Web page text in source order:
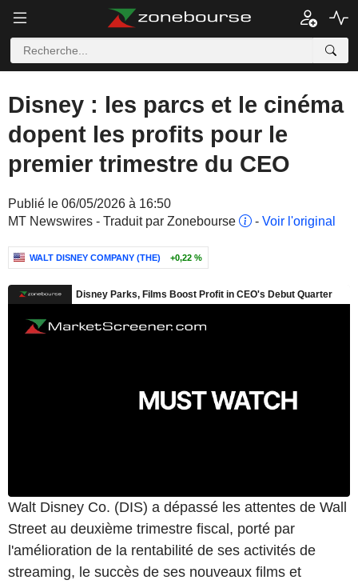
Disney : les parcs et le cinéma
dopent les profits pour le
premier trimestre du CEO
Publié le 06/05/2026 à 16:50
MT Newswires - Traduit par Zonebourse
- Voir l'original
WALT DISNEY COMPANY (THE) +0,22 %
Walt Disney Co. (DIS) a dépassé les attentes de Wall
Street au deuxième trimestre fiscal, porté par
l'amélioration de la rentabilité de ses activités de
streaming, le succès de ses nouveaux films et